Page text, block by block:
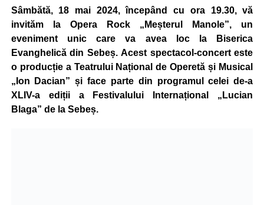
Sâmbătă, 18 mai 2024, începând cu ora 19.30,vă
invităm la Opera Rock „Meșterul Manole”, un
eveniment unic care va avea loc la Biserica
Evanghelică din Sebeș.Acest spectacol-concert este
o producție a Teatrului Național de Operetă și Musical
„Ion Dacian” și face parte din programul celei de-a
XLIV-a ediții a Festivalului Internațional „Lucian
Blaga” de la Sebeș.